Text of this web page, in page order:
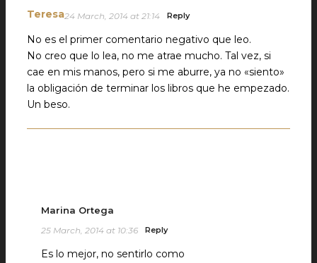
Teresa24 March, 2014 at 21:14 Reply
No es el primer comentario negativo que leo.
No creo que lo lea, no me atrae mucho. Tal vez, si
cae en mis manos, pero si me aburre, ya no «siento»
la obligación de terminar los libros que he empezado.
Un beso.
Marina Ortega
25 March, 2014 at 10:36 Reply
Es lo mejor, no sentirlo como